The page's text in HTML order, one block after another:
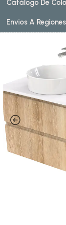
Catálogo De
Envios A Regiones